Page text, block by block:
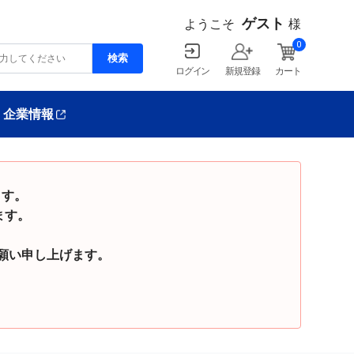
ようこそ ゲスト 様
ログイン 新規登録 カート
0
企業情報
。
。
申し上げます。